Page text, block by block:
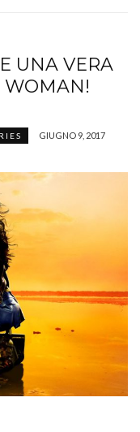
UNA VERA
WOMAN!
GIUGNO 9, 2017